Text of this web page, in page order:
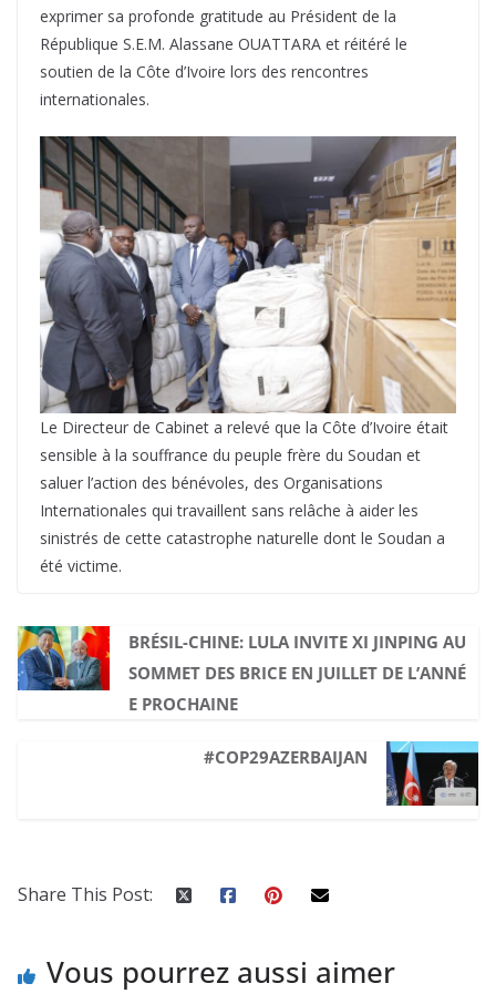
exprimer sa profonde gratitude au Président de la
République S.E.M. Alassane OUATTARA et réitéré le
soutien de la Côte d’Ivoire lors des rencontres
internationales.
Le Directeur de Cabinet a relevé que la Côte d’Ivoire était
sensible à la souffrance du peuple frère du Soudan et
saluer l’action des bénévoles, des Organisations
Internationales qui travaillent sans relâche à aider les
sinistrés de cette catastrophe naturelle dont le Soudan a
été victime.
BRÉSIL-CHINE: LULA INVITE XI JINPING AU
SOMMET DES BRICE EN JUILLET DE L’ANNÉ
E PROCHAINE
#COP29AZERBAIJAN
Share This Post:
Vous pourrez aussi aimer